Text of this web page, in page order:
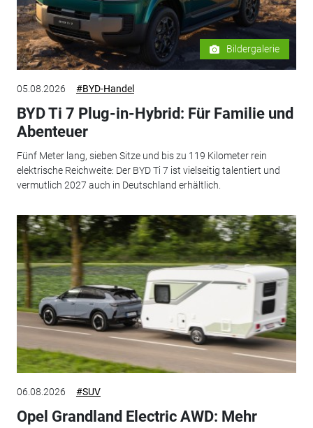
Bildergalerie
05.08.2026 #BYD-Handel
BYD Ti 7 Plug-in-Hybrid: Für Familie und
Abenteuer
Fünf Meter lang, sieben Sitze und bis zu 119 Kilometer rein
elektrische Reichweite: Der BYD Ti 7 ist vielseitig talentiert und
vermutlich 2027 auch in Deutschland erhältlich.
06.08.2026 #SUV
Opel Grandland Electric AWD: Mehr